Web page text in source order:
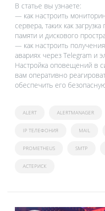
В статье вы узнаете:
— как настроить
сервера, таких как
памяти и дискового
— как настроить
авариях через Telegram и
Настройка оповещений в
вам оперативно
обеспечить его
ALERT ALERTMANAGER
IP ТЕЛЕФОНИЯ MAIL
PROMETHEUS SMTP
АСТЕРИСК